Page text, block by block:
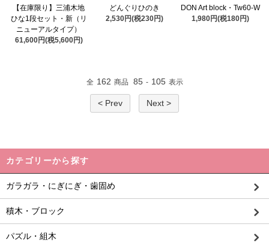
【在庫限り】三浦木地
ひな1段セット・新（リ
ニューアルタイプ）
61,600円(税5,600円)
どんぐりひのき
2,530円(税230円)
DON Art block・Tw60-W
1,980円(税180円)
全 162 商品 85 - 105 表示
< Prev Next >
カテゴリーから探す
ガラガラ・にぎにぎ・歯固め
積木・ブロック
パズル・組木